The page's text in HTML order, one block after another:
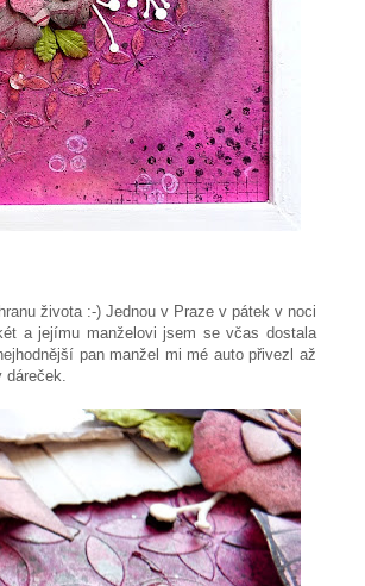
života :-) Jednou v Praze v pátek v noci
a jejímu manželovi jsem se včas dostala
pan manžel mi mé auto přivezl až
dáreček.